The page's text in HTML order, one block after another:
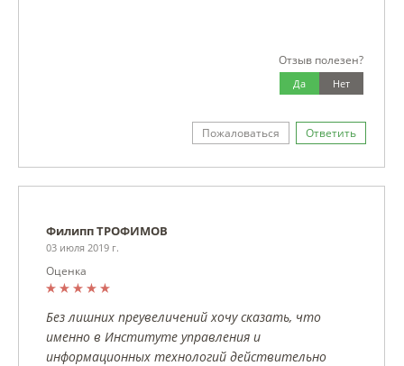
Отзыв полезен?
Нет
Да
Пожаловаться Ответить
Филипп ТРОФИМОВ
03 июля 2019 г.
Оценка
Без лишних преувеличений хочу сказать, что
именно в Институте управления и
информационных технологий действительно